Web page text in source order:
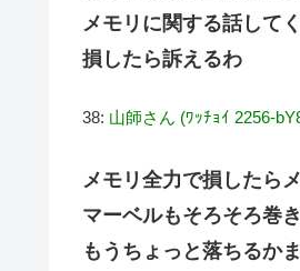
メモリに関する話して
損したら訴えるわ
38: 山師さん (ﾜｯﾁｮｲ 2256-
メモリ全力で損したら
マーベルもそろそろ巻
もうちょっと落ちるか